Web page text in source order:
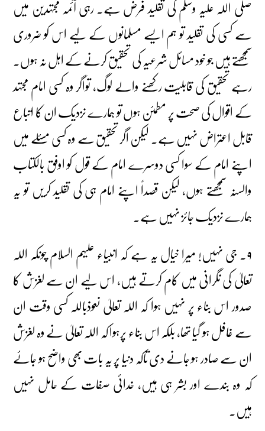
صلی اللہ علیہ وسلم کی تقلید فرض ہے۔ رہی آئمہ مجتہدین میں
سے کسی کی تقلید تو ہم ایسے مسلمانوں کے لیے اس کو ضروری
سمجھتے ہیں جو خود مسائل شرعیہ کی تحقیق کرنے کے اہل نہ ہوں۔
رہے تحقیق کی قابلیت رکھنے والے لوگ، تواگر وہ کسی امام مجتہد
کے اقوال کی صحت پر مطمئن ہوں تو ہمارے نزدیک ان کا اتباع
قابل اعتراض نہیں ہے۔ لیکن اگر تحقیق سے وہ کسی مسئلے میں
اپنے امام کے سوا کسی دوسرے امام کے قول کو اوفق بالکتاب
والسنہ سمجھتے ہوں، لیکن قصداً اپنے امام ہی کی تقلید کریں تو یہ
ہمارے نزدیک جائز نہیں ہے۔
۹۔ جی نہیں! میرا خیال یہ ہے کہ انبیاء علیہم السلام چونکہ اللہ
تعالیٰ کی نگرانی میں کام کرتے ہیں، اس لیے ان سے لغزش کا
صدور اس بناء پر نہیں ہوا کہ اللہ تعالیٰ نعوذباللہ کسی وقت ان
سے غافل ہو گیا تھا، بلکہ اس بناء پرہوا کہ اللہ تعالیٰ نے وہ لغزش
ان سے صادر ہو جانے دی تاکہ دنیا پر یہ بات بھی واضح ہو جائے
کہ وہ بندے اور بشر ہی ہیں، خدائی صفات کے حامل نہیں
ہیں۔